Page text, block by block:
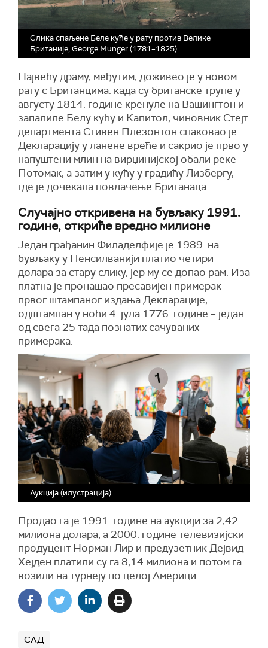
Слика спаљене Беле куће у рату против Велике
Британије, George Munger (1781–1825)
Највећу драму, међутим, доживео је у новом
рату с Британцима: када су британске трупе у
августу 1814. године кренуле на Вашингтон и
запалиле Белу кућу и Капитол, чиновник Стејт
департмента Стивен Плезонтон спаковао је
Декларацију у ланене вреће и сакрио је прво у
напуштени млин на вирџинијској обали реке
Потомак, а затим у кућу у градићу Лизбергу,
где је дочекала повлачење Британаца.
Случајно откривена на бувљаку 1991.
године, откриће вредно милионе
Један грађанин Филаделфије је 1989. на
бувљаку у Пенсилванији платио четири
долара за стару слику, јер му се допао рам. Иза
платна је пронашао пресавијен примерак
првог штампаног издања Декларације,
одштампан у ноћи 4. јула 1776. године – један
од свега 25 тада познатих сачуваних
примерака.
Аукција (илустрација)
Продао га је 1991. године на аукцији за 2,42
милиона долара, а 2000. године телевизијски
продуцент Норман Лир и предузетник Дејвид
Хејден платили су га 8,14 милиона и потом га
возили на турнеју по целој Америци.
САД